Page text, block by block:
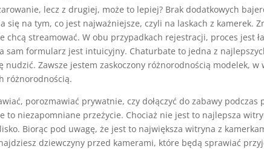
lecz z drugiej, może to lepiej? Brak dodatkowych
się na tym, co jest najważniejsze, czyli na laskach z kamerek.
chcą streamować. W obu przypadkach rejestracji, proces jest
sam formularz jest intuicyjny. Chaturbate to jedna z
Zawsze jestem zaskoczony różnorodnością modelek, w
różnorodnością.
porozmawiać prywatnie, czy dołączyć do zabawy podczas
to niezapomniane przeżycie. Chociaż nie jest to najlepsza
Biorąc pod uwagę, że jest to największa witryna z
dziewczyny przed kamerami, które będą sprawiać